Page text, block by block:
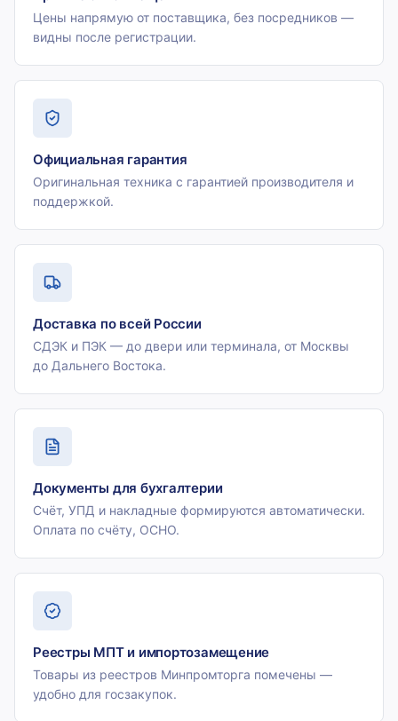
Цены напрямую от поставщика, без посредников —
видны после регистрации.
Официальная гарантия
Оригинальная техника с гарантией производителя и
поддержкой.
Доставка по всей России
СДЭК и ПЭК — до двери или терминала, от Москвы
до Дальнего Востока.
Документы для бухгалтерии
Счёт, УПД и накладные формируются автоматически.
Оплата по счёту, ОСНО.
Реестры МПТ и импортозамещение
Товары из реестров Минпромторга помечены —
удобно для госзакупок.